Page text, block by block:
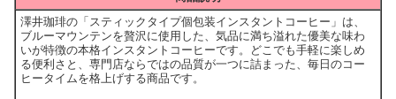
澤井珈琲の「スティックタイプ個包装インスタントコーヒー」は、
ブルーマウンテンを贅沢に使用した、気品に満ち溢れた優美な味わ
いが特徴の本格インスタントコーヒーです。どこでも手軽に楽しめ
る便利さと、専門店ならではの品質が一つに詰まった、毎日のコー
ヒータイムを格上げする商品です。